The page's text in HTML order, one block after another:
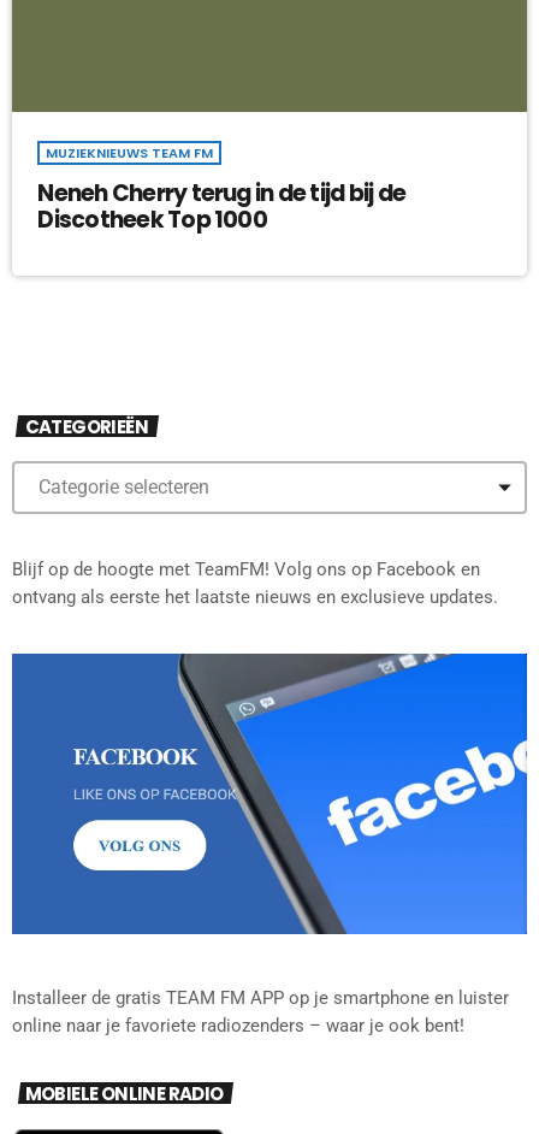
MUZIEKNIEUWS TEAM FM
Neneh Cherry terug in de tijd bij de
Discotheek Top 1000
CATEGORIEËN
Blijf op de hoogte met TeamFM! Volg ons op Facebook en
ontvang als eerste het laatste nieuws en exclusieve updates.
Installeer de gratis TEAM FM APP op je smartphone en luister
online naar je favoriete radiozenders – waar je ook bent!
MOBIELE ONLINE RADIO